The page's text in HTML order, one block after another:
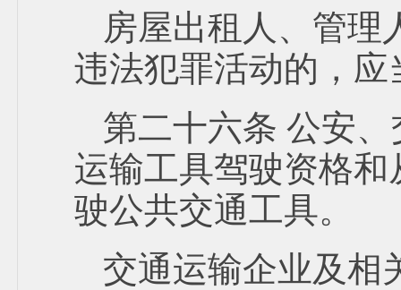
房屋出租人、管理
违法犯罪活动的，
第二十六条 公安
运输工具驾驶资格
驶公共交通工具。
交通运输企业及相